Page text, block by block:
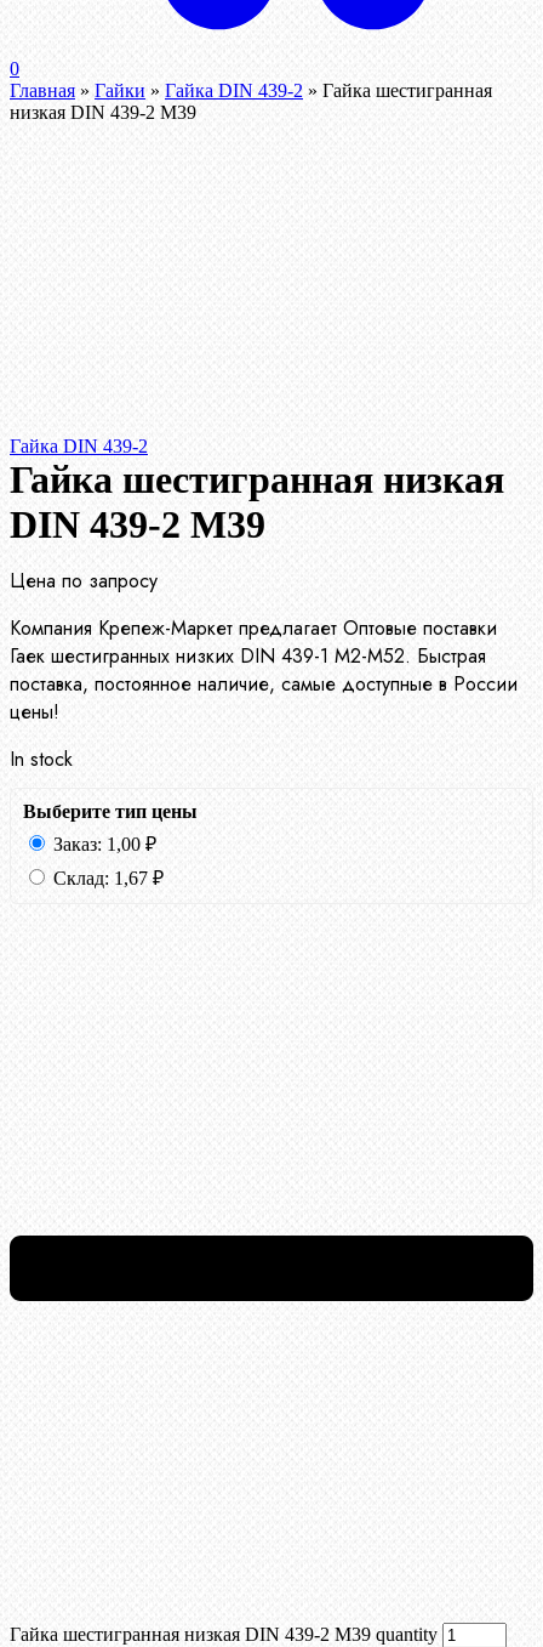
0
Главная » Гайки » Гайка DIN 439-2 » Гайка шестигранная
низкая DIN 439-2 М39
Гайка DIN 439-2
Гайка шестигранная низкая
DIN 439-2 М39
Цена по запросу
Компания Крепеж-Маркет предлагает Оптовые поставки
Гаек шестигранных низких DIN 439-1 М2-М52. Быстрая
поставка, постоянное наличие, самые доступные в России
цены!
In stock
Выберите тип цены
Заказ: 1,00 ₽
Склад: 1,67 ₽
Гайка шестигранная низкая DIN 439-2 М39 quantity